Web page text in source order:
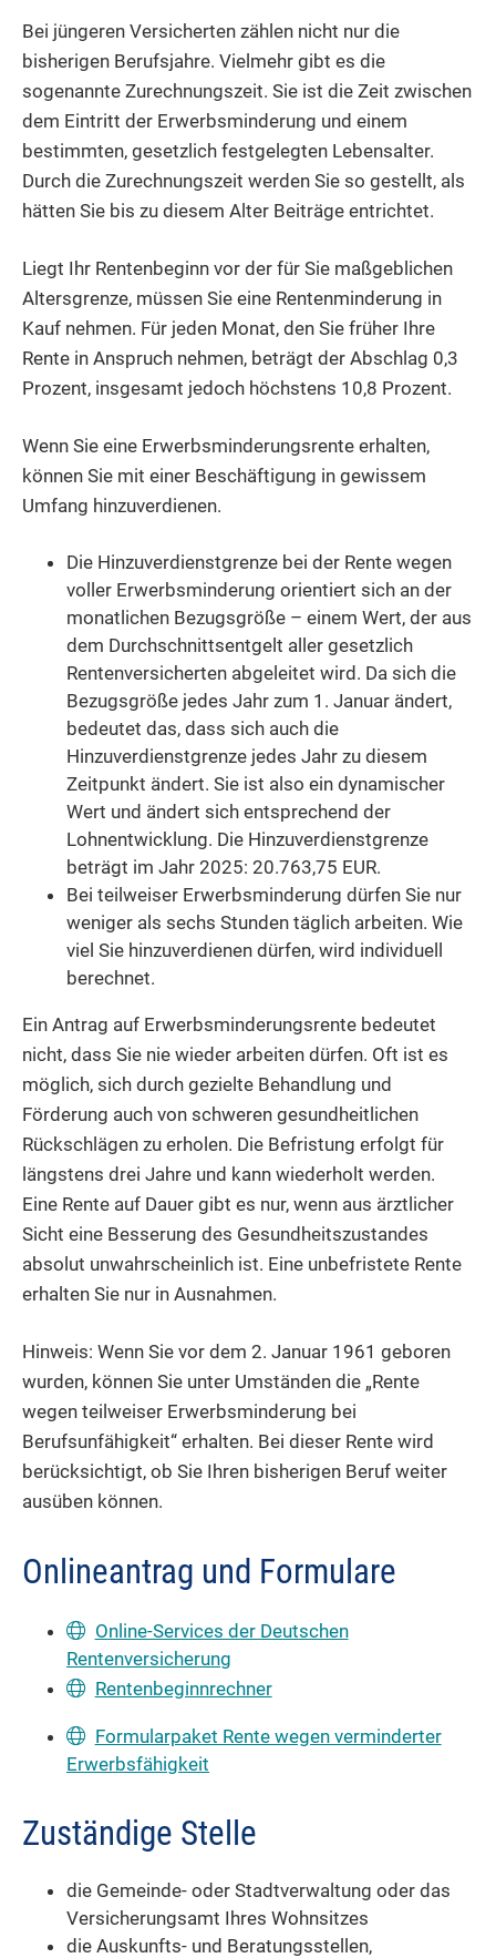
Bei jüngeren Versicherten zählen nicht nur die
bisherigen Berufsjahre. Vielmehr gibt es die
sogenannte Zurechnungszeit. Sie ist die Zeit zwischen
dem Eintritt der Erwerbsminderung und einem
bestimmten, gesetzlich festgelegten Lebensalter.
Durch die Zurechnungszeit werden Sie so gestellt, als
hätten Sie bis zu diesem Alter Beiträge entrichtet.
Liegt Ihr Rentenbeginn vor der für Sie maßgeblichen
Altersgrenze, müssen Sie eine Rentenminderung in
Kauf nehmen. Für jeden Monat, den Sie früher Ihre
Rente in Anspruch nehmen, beträgt der Abschlag 0,3
Prozent, insgesamt jedoch höchstens 10,8 Prozent.
Wenn Sie eine Erwerbsminderungsrente erhalten,
können Sie mit einer Beschäftigung in gewissem
Umfang hinzuverdienen.
Die Hinzuverdienstgrenze bei der Rente wegen
voller Erwerbsminderung orientiert sich an der
monatlichen Bezugsgröße – einem Wert, der aus
dem Durchschnittsentgelt aller gesetzlich
Rentenversicherten abgeleitet wird. Da sich die
Bezugsgröße jedes Jahr zum 1. Januar ändert,
bedeutet das, dass sich auch die
Hinzuverdienstgrenze jedes Jahr zu diesem
Zeitpunkt ändert. Sie ist also ein dynamischer
Wert und ändert sich entsprechend der
Lohnentwicklung. Die Hinzuverdienstgrenze
beträgt im Jahr 2025: 20.763,75 EUR.
Bei teilweiser Erwerbsminderung dürfen Sie nur
weniger als sechs Stunden täglich arbeiten. Wie
viel Sie hinzuverdienen dürfen, wird individuell
berechnet.
Ein Antrag auf Erwerbsminderungsrente bedeutet
nicht, dass Sie nie wieder arbeiten dürfen. Oft ist es
möglich, sich durch gezielte Behandlung und
Förderung auch von schweren gesundheitlichen
Rückschlägen zu erholen. Die Befristung erfolgt für
längstens drei Jahre und kann wiederholt werden.
Eine Rente auf Dauer gibt es nur, wenn aus ärztlicher
Sicht eine Besserung des Gesundheitszustandes
absolut unwahrscheinlich ist. Eine unbefristete Rente
erhalten Sie nur in Ausnahmen.
Hinweis: Wenn Sie vor dem 2. Januar 1961 geboren
wurden, können Sie unter Umständen die „Rente
wegen teilweiser Erwerbsminderung bei
Berufsunfähigkeit“ erhalten. Bei dieser Rente wird
berücksichtigt, ob Sie Ihren bisherigen Beruf weiter
ausüben können.
Onlineantrag und Formulare
Online-Services der Deutschen
Rentenversicherung
Rentenbeginnrechner
Formularpaket Rente wegen verminderter
Erwerbsfähigkeit
Zuständige Stelle
die Gemeinde- oder Stadtverwaltung oder das
Versicherungsamt Ihres Wohnsitzes
die Auskunfts- und Beratungsstellen,